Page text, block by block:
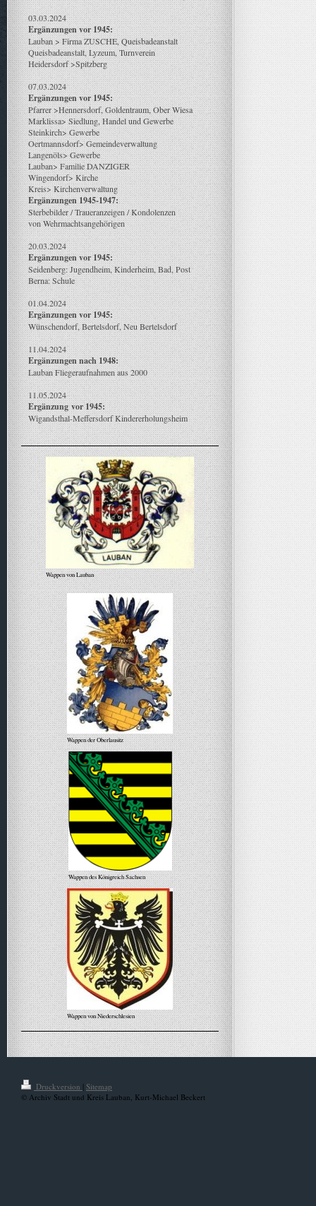
03.03.2024
Ergänzungen vor 1945:
Lauban > Firma ZUSCHE, Queisbadeanstalt
Queisbadeanstalt, Lyzeum, Turnverein
Heidersdorf >Spitzberg
07.03.2024
Ergänzungen vor 1945:
Pfarrer >Hennersdorf, Goldentraum, Ober Wiesa
Marklissa> Siedlung, Handel und Gewerbe
Steinkirch> Gewerbe
Oertmannsdorf> Gemeindeverwaltung
Langenöls> Gewerbe
Lauban> Familie DANZIGER
Wingendorf> Kirche
Kreis> Kirchenverwaltung
Ergänzungen 1945-1947:
Sterbebilder / Traueranzeigen / Kondolenzen
von Wehrmachtsangehörigen
20.03.2024
Ergänzungen vor 1945:
Seidenberg: Jugendheim, Kinderheim, Bad, Post
Berna: Schule
01.04.2024
Ergänzungen vor 1945:
Wünschendorf, Bertelsdorf, Neu Bertelsdorf
11.04.2024
Ergänzungen nach 1948:
Lauban Fliegeraufnahmen aus 2000
11.05.2024
Ergänzungvor 1945:
Wigandsthal-Meffersdorf Kindererholungsheim
Wappen von Lauban
Wappen der Oberlausitz
Wappen des Königreich Sachsen
Wappen von Niederschlesien
Alle Meldungen
Druckversion | Sitemap
© Archiv Stadt und Kreis Lauban, Kurt-Michael Beckert